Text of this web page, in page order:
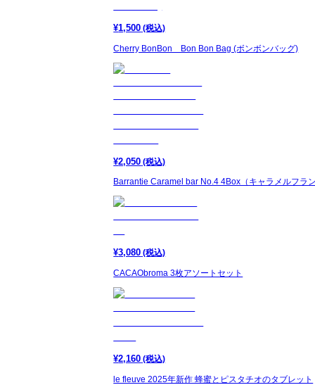
¥1,500 (税込)
Cherry BonBon Bon Bon Bag (ボンボンバッグ)
¥2,050 (税込)
Barrantie Caramel bar No.4 4Box（キャラメルフラ
¥3,080 (税込)
CACAObroma 3枚アソートセット
¥2,160 (税込)
le fleuve 2025年新作 蜂蜜とピスタチオのタブレット